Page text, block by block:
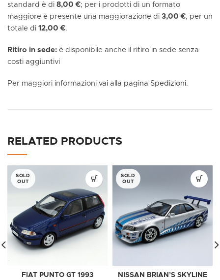
standard è di 8,00 €; per i prodotti di un formato
maggiore è presente una maggiorazione di 3,00 €, per un
totale di 12,00 €.
Ritiro in sede: è disponibile anche il ritiro in sede senza
costi aggiuntivi
Per maggiori informazioni vai alla pagina Spedizioni.
RELATED PRODUCTS
SOLD
OUT
FIAT PUNTO GT 1993
SOLD
OUT
NISSAN BRIAN’S SKYLINE